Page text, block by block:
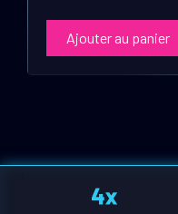
Ajouter au panier